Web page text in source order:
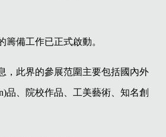
工作已正式啟動。
，此界的參展范圍主要包括國內外
、院校作品、工美藝術、知名創